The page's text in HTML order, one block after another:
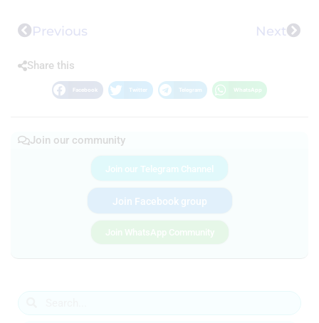
Previous Next
Share this
Facebook Twitter Telegram WhatsApp
Join our community
Join our Telegram Channel
Join Facebook group
Join WhatsApp Community